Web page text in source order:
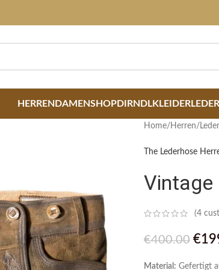
HERREN DAMENSHOPDIRNDLKLEIDER
Home/ Herren/
The Lederhose
Vintage
(4
€400.00 €
Material: Gefertigt